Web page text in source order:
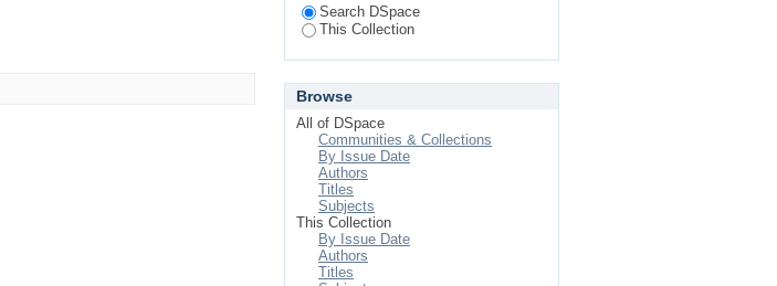
Search DSpace
This Collection
Browse
All of DSpace
Communities & Collections
By Issue Date
Authors
Titles
Subjects
This Collection
By Issue Date
Authors
Titles